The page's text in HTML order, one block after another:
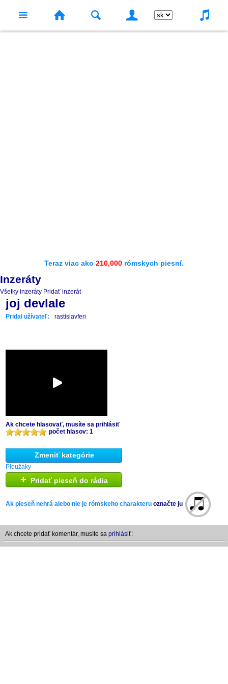
Teraz viac ako 210,000 rómskych piesní.
Inzeráty
Všetky inzeráty Pridať inzerát
joj devlale
Pridal užívateľ: rastislavferi
Ak chcete hlasovať, musíte sa prihlásiť
počet hlasov: 1
Zmeniť kategórie
Ploužáky
+ Pridať pieseň do rádia
Ak pieseň nehrá alebo nie je rómskeho charakteru označte ju
Ak chcete pridať komentár, musíte sa prihlásiť: